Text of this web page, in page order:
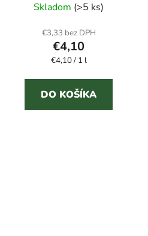
Skladom (>5 ks)
€3,33 bez DPH
€4,10
Jednotková
€4,10 / 1 l
DO KOŠÍKA